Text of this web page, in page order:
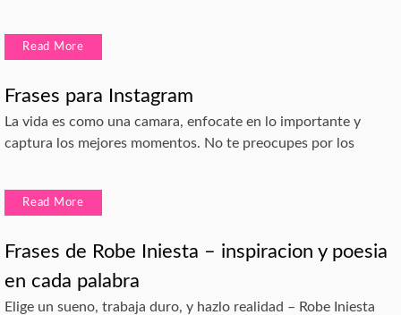
Read More
Frases para Instagram
La vida es como una camara, enfocate en lo importante y
captura los mejores momentos. No te preocupes por los
Read More
Frases de Robe Iniesta – inspiracion y poesia
en cada palabra
Elige un sueno, trabaja duro, y hazlo realidad – Robe Iniesta